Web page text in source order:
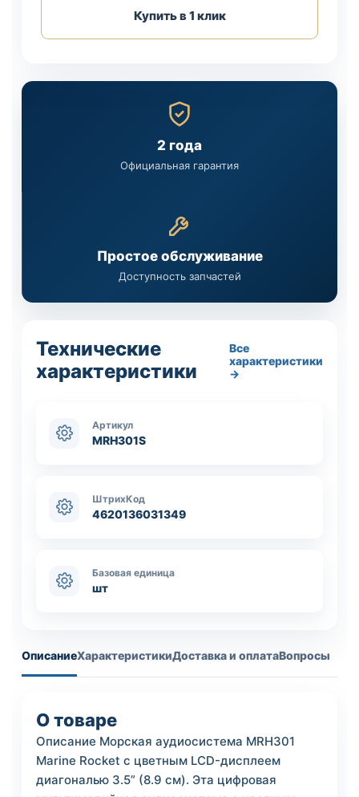
Купить в 1 клик
2 года
Официальная гарантия
Простое обслуживание
Доступность запчастей
Технические
характеристики
Все
характеристики
→
Артикул
MRH301S
ШтрихКод
4620136031349
Базовая единица
шт
ОписаниеХарактеристикиДоставка и оплатаВопросы
О товаре
Описание Морская аудиосистема MRH301
Marine Rocket с цветным LCD-дисплеем
диагональю 3.5” (8.9 см). Эта цифровая